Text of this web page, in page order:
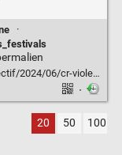
·
en-milieu-festif/
·
20 50 100